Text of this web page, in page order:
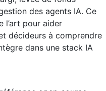
des agents IA. Ce
l’art pour aider
décideurs à comprendre
dans une stack IA